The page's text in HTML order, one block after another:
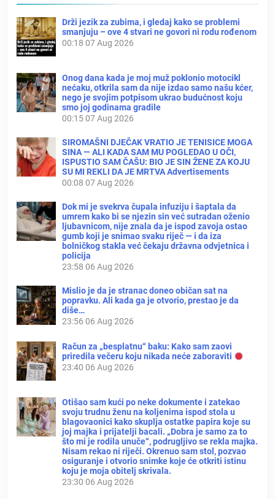
Drži jezik za zubima, i gledaj kako se problemi
smanjuju – ove 4 stvari ne govori ni rodu rođenom
00:18 07 Aug 2026
Onog dana kada je moj muž poklonio motocikl
nećaku, otkrila sam da nije izdao samo našu kćer,
nego je svojim potpisom ukrao budućnost koju
smo joj godinama gradile
00:1507 Aug 2026
SIROMAŠNI DJEČAK VRATIO JE TENISICE MOGA
SINA — ALI KADA SAM MU POGLEDAO U OČI,
ISPUSTIO SAM ČAŠU: BIO JE SIN ŽENE ZA KOJU
SU MI REKLI DA JE MRTVA Advertisements
00:08 07 Aug 2026
Dok mi je svekrva čupala infuziju i šaptala da
umrem kako bi se njezin sin već sutradan oženio
ljubavnicom, nije znala da je ispod zavoja ostao
gumb koji je snimao svaku riječ — i da iza
bolničkog stakla već čekaju državna odvjetnica i
policija
23:58 06 Aug 2026
Mislio je da je stranac doneo običan sat na
popravku. Ali kada ga je otvorio, prestao je da
diše…
23:56 06 Aug 2026
Račun za „besplatnu“ baku: Kako sam zaovi
priredila večeru koju nikada neće zaboraviti
23:40 06 Aug 2026
Otišao sam kući po neke dokumente i zatekao
svoju trudnu ženu na koljenima ispod stola u
blagovaonici kako skuplja ostatke papira koje su
joj majka i prijatelji bacali. „Dobra je samo za to
što mi je rodila unuče“, podrugljivo se rekla majka.
Nisam rekao ni riječi. Okrenuo sam stol, pozvao
osiguranje i otvorio snimke koje će otkriti istinu
koju je moja obitelj skrivala.
23:30 06 Aug 2026